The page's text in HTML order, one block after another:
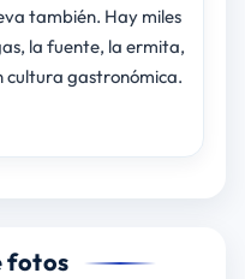
también. Hay miles
la fuente, la ermita,
cultura gastronómica.
fotos